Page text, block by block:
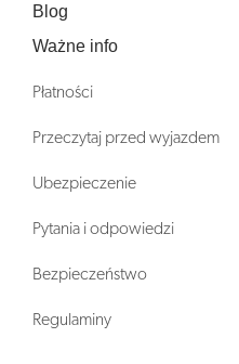
Blog
Ważne info
Płatności
Przeczytaj przed wyjazdem
Ubezpieczenie
Pytania i odpowiedzi
Bezpieczeństwo
Regulaminy